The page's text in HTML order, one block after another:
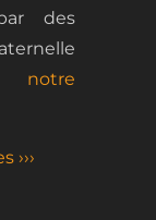
des
notre
›››